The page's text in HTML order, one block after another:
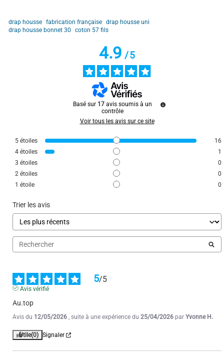
Signaler
/5
Excellente qualité à prix raisonnable
, suite à une expérience du
5/5
Avis vérifié
Très bonne qualité
Avis du14/03/2026 , suite à une expérience du
1 2 3 4
drap housse fabrication française drap housse uni
drap housse bonnet 30
coton 57 fils
4.9/5
Basé sur 17 avis soumis à un
contrôle
Voir tous les avis sur ce site
5 étoiles
16
4 étoiles
1
3 étoiles
0
2 étoiles
0
1 étoile 0
Trier les avis
5/5
Avis vérifié
Au.top
Avis du 12/05/2026 , suite à une expérience du 25/04/2026 par Yvonne H.
Utile(0) Signaler